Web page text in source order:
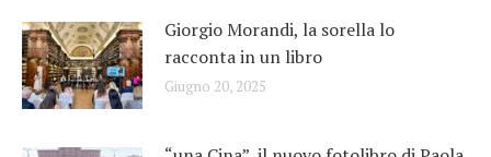
Giorgio Morandi, la sorella lo
racconta in un libro
Giugno 20, 2025